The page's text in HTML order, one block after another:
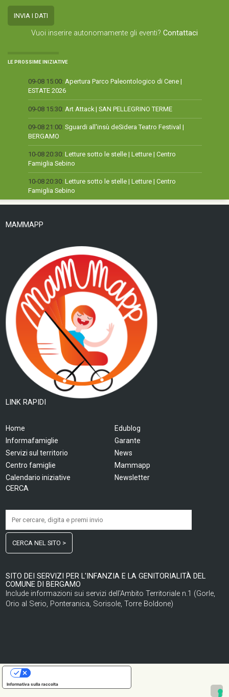
Vuoi inserire autonomamente gli eventi? Contattaci
LE PROSSIME INIZIATIVE
09-08 15:00: Apertura Parco Paleontologico di Cene |
ESTATE 2026
09-08 15:30: Art Attack | SAN PELLEGRINO TERME
09-08 21:00: Sguardi all'insù deSidera Teatro Festival |
BERGAMO
10-08 20:30: Letture sotto le stelle | Letture | Centro
Famiglia Sebino
10-08 20:30: Letture sotto le stelle | Letture | Centro
Famiglia Sebino
MAMMAPP
LINK RAPIDI
Home
Informafamiglie
Servizi sul territorio
Centro famiglie
Calendario iniziative
Edublog
Garante
News
Mammapp
Newsletter
CERCA
CERCA NEL SITO >
SITO DEI SERVIZI PER L'INFANZIA E LA GENITORIALITÀ DEL
COMUNE DI BERGAMO
Include informazioni sui servizi dell'Ambito Territoriale n.1 (Gorle,
Orio al Serio, Ponteranica, Sorisole, Torre Boldone)
Informativa sulla raccolta
LE TUE PREFERENZE RELATIVE ALLA PRIVACY